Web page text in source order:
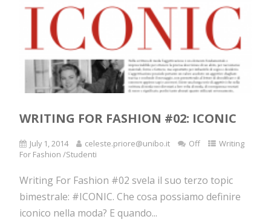
WRITING FOR FASHION #02: ICONIC
July 1, 2014 celeste.priore@unibo.it Off
Writing
For Fashion /Studenti
Writing For Fashion #02 svela il suo terzo topic
bimestrale: #ICONIC. Che cosa possiamo definire
iconico nella moda? E quando...